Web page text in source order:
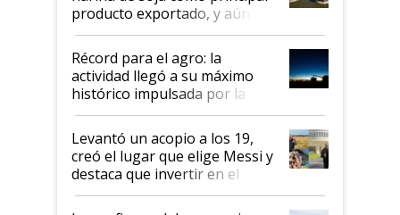
producto exportado, y aún así
el agro aportó casi seis de cada
diez dólares y sostuvo el
liderazgo en un semestre
récord
Récord para el agro: la
actividad llegó a su máximo
histórico impulsada por la
cosecha y las exportaciones
Levantó un acopio a los 19,
creó el lugar que elige Messi y
destaca que invertir en el
kirchnerismo era como "darle
plata a un hijo para droga":